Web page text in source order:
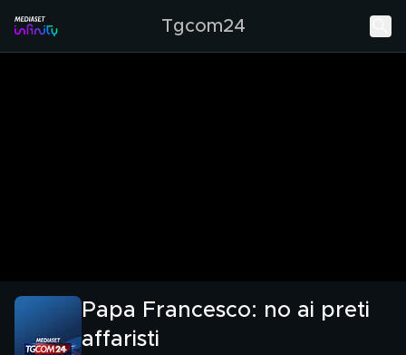
Tgcom24
Papa Francesco: no ai preti
affaristi